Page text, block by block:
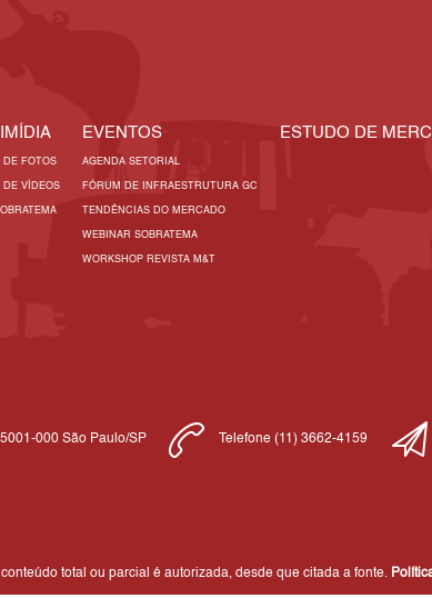
DE FOTOS
DE VÍDEOS
EVENTOS
AGENDA SETORIAL
FÓRUM DE INFRAESTRUTURA GC
TENDÊNCIAS DO MERCADO
WEBINAR SOBRATEMA
WORKSHOP REVISTA M&T
ESTUDO DE
000 São Paulo/SP Telefone (11) 3662-4159
total ou parcial é autorizada, desde que citada a fonte.